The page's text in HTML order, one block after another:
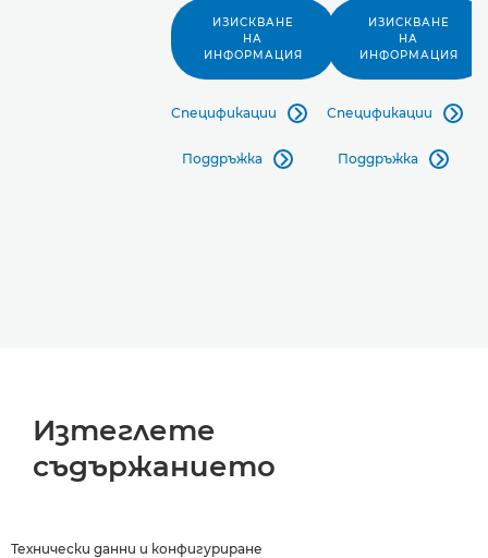
ИЗИСКВАНЕ
НА
ИНФОРМАЦИЯ
Спецификации 
Поддръжка 
ИЗИСКВАНЕ
НА
ИНФОРМАЦИЯ
Спецификации 
Поддръжка 
Изтеглете
съдържанието
Технически данни и конфигуриране